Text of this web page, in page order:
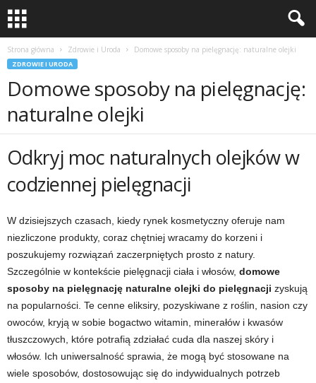
Strona główna Zdrowie i Uroda Domowe sposoby na pielęgnację: naturalne olejki
ZDROWIE I URODA
Domowe sposoby na pielęgnację:
naturalne olejki
Odkryj moc naturalnych olejków w
codziennej pielęgnacji
W dzisiejszych czasach, kiedy rynek kosmetyczny oferuje nam
niezliczone produkty, coraz chętniej wracamy do korzeni i
poszukujemy rozwiązań zaczerpniętych prosto z natury.
Szczególnie w kontekście pielęgnacji ciała i włosów, domowe
sposoby na pielęgnację naturalne olejki do pielęgnacji zyskują
na popularności. Te cenne eliksiry, pozyskiwane z roślin, nasion czy
owoców, kryją w sobie bogactwo witamin, minerałów i kwasów
tłuszczowych, które potrafią zdziałać cuda dla naszej skóry i
włosów. Ich uniwersalność sprawia, że mogą być stosowane na
wiele sposobów, dostosowując się do indywidualnych potrzeb